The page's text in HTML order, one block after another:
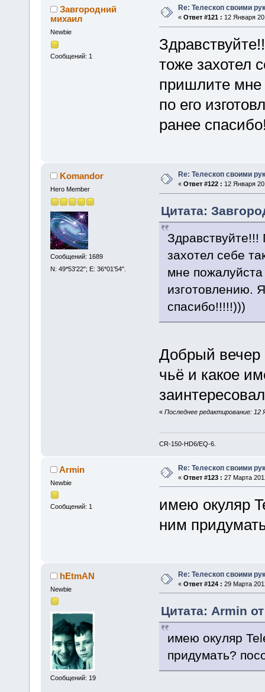
Завгородний
михаил
Newbie
Сообщений: 1
Re: Телескоп своими
« Ответ #121 : 12 Января
тоже захотел
пришлите мне
по его
ранее
Komandor
Hero Member
Сообщений: 1689
N: 49*53'22"; E: 36*01'54".
Re: Телескоп своими
« Ответ #122 : 12 Января
Цитата:
захотел себе
мне
изготовлению.
спасибо!!!!!)))
Добрый вечер
чьё и какое
« Последнее редактирование: 12
CR-150-HD6/EQ-6.
Armin
Newbie
Сообщений: 1
Re: Телескоп своими
« Ответ #123 : 27 Марта
имею окуляр
ним
hEtmAN
Newbie
Сообщений: 19
Re: Телескоп своими
« Ответ #124 : 29 Марта
Цитата: Armin
имею окуляр
придумать?